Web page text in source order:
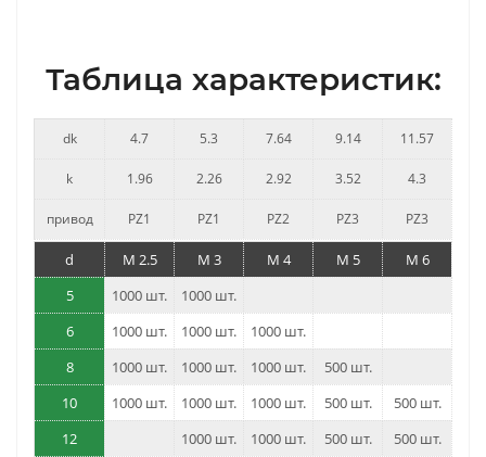
Таблица характеристик:
dk 4.7 5.3 7.64 9.14 11.57
k 1.96 2.26 2.92 3.52 4.3
привод PZ1 PZ1 PZ2 PZ3 PZ3
d M 2.5 M 3 M 4 M 5
M 6
5
1000 шт.
1000 шт.
6
1000 шт. 1000 шт.
1000 шт.
8
1000 шт. 1000 шт. 1000 шт.
500 шт.
10
1000 шт. 1000 шт. 1000 шт. 500 шт.
500 шт.
12
1000 шт. 1000 шт. 500 шт.
500 шт.